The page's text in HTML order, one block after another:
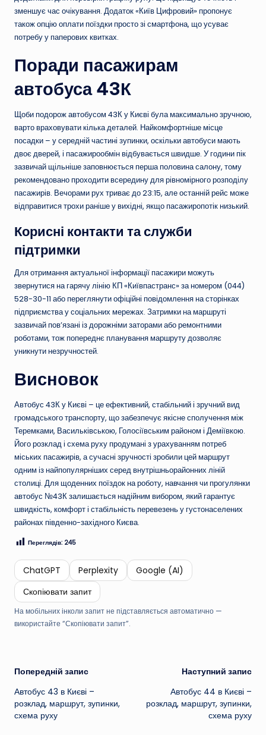
зменшує час очікування. Додаток «Київ Цифровий» пропонує
також опцію оплати поїздки просто зі смартфона, що усуває
потребу у паперових квитках.
Поради пасажирам
автобуса 43К
Щоби подорож автобусом 43К у Києві була максимально зручною,
варто враховувати кілька деталей. Найкомфортніше місце
посадки – у середній частині зупинки, оскільки автобуси мають
двоє дверей, і пасажирообмін відбувається швидше. У години пік
зазвичай щільніше заповнюється перша половина салону, тому
рекомендовано проходити всередину для рівномірного розподілу
пасажирів. Вечорами рух триває до 23:15, але останній рейс може
відправитися трохи раніше у вихідні, якщо пасажиропотік низький.
Корисні контакти та служби
підтримки
Для отримання актуальної інформації пасажири можуть
звернутися на гарячу лінію КП «Київпастранс» за номером (044)
528-30-11 або переглянути офіційні повідомлення на сторінках
підприємства у соціальних мережах. Затримки на маршруті
зазвичай пов’язані із дорожніми заторами або ремонтними
роботами, тож попереднє планування маршруту дозволяє
уникнути незручностей.
Висновок
Автобус 43К у Києві – це ефективний, стабільний і зручний вид
громадського транспорту, що забезпечує якісне сполучення між
Теремками, Васильківською, Голосіївським районом і Деміївкою.
Його розклад і схема руху продумані з урахуванням потреб
міських пасажирів, а сучасні зручності зробили цей маршрут
одним із найпопулярніших серед внутрішньорайонних ліній
столиці. Для щоденних поїздок на роботу, навчання чи прогулянки
автобус №43К залишається надійним вибором, який гарантує
швидкість, комфорт і стабільність перевезень у густонаселених
районах південно-західного Києва.
Переглядів: 245
ChatGPT Perplexity
Google (AI)
Скопіювати запит
На мобільних інколи запит не підставляється автоматично —
використайте “Скопіювати запит”.
Навігація
по
запису
Попередній запис
Автобус 43 в Києві –
розклад, маршрут, зупинки,
схема руху
Наступний запис
Автобус 44 в Києві –
розклад, маршрут, зупинки,
схема руху